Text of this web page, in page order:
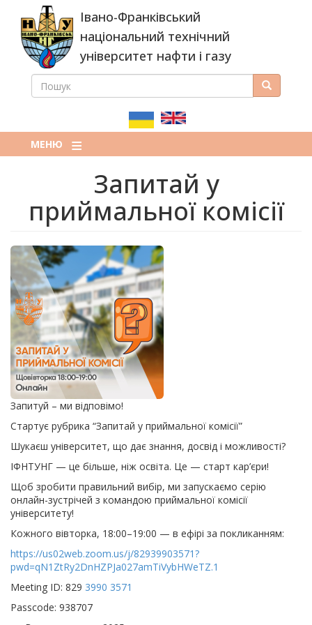
основного
вмісту
Івано-Франківський
національний технічний
університет нафти і газу
ПОШУКОВА
ПОШУК Пошук
МЕНЮ
Запитай у
приймальної комісії
Запитуй – ми відповімо!
Стартує рубрика “Запитай у приймальної комісії”
Шукаєш університет, що дає знання, досвід і можливості?
ІФНТУНГ — це більше, ніж освіта. Це — старт кар’єри!
Щоб зробити правильний вибір, ми запускаємо серію
онлайн-зустрічей з командою приймальної комісії
університету!
Кожного вівторка, 18:00–19:00 — в ефірі за покликанням:
https://us02web.zoom.us/j/82939903571?
pwd=qN1ZtRy2DnHZPJa027amTiVybHWeTZ.1
Meeting ID: 829 3990 3571
Passcode: 938707